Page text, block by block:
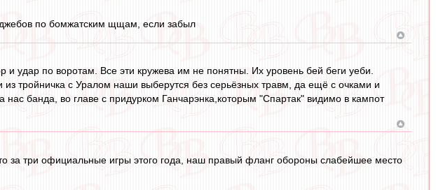
по бомжатским щщам, если забыл
удар по воротам. Все эти кружева им не понятны. Их уровень бей беги уеби.
тройничка с Уралом наши выберутся без серьёзных травм, да ещё с очками и
банда, во главе с придурком Ганчарэнка,которым "Спартак" видимо в кампот
за три официальные игры этого года, наш правый фланг обороны слабейшее место